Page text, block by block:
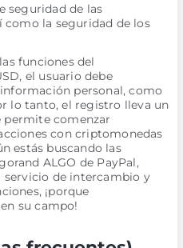
seguridad de las
como la seguridad de los
funciones del
el usuario debe
personal, como
lo tanto, el registro lleva un
comenzar
con criptomonedas
estás buscando las
ALGO de PayPal,
servicio de intercambio y
¡porque
su campo!